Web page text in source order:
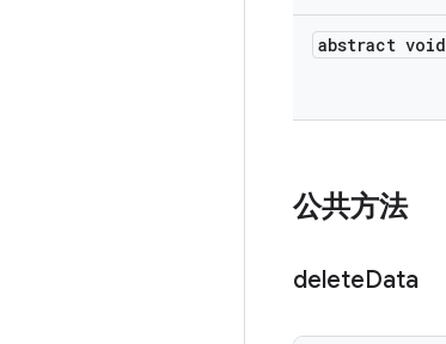
abstract void
公共方法
deleteData